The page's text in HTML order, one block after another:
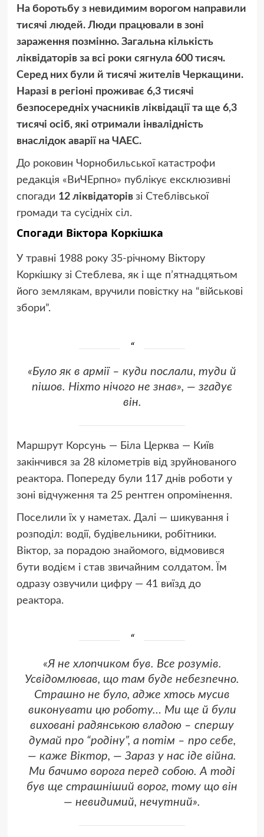
На боротьбу з невидимим ворогом направили
тисячі людей. Люди працювали в зоні
зараження позмінно. Загальна кількість
ліквідаторів за всі роки сягнула 600 тисяч.
Серед них були й тисячі жителів Черкащини.
Наразі в регіоні проживає 6,3 тисячі
безпосередніх учасників ліквідації та ще 6,3
тисячі осіб, які отримали інвалідність
внаслідок аварії на ЧАЕС.
До роковин Чорнобильської катастрофи
редакція «ВиЧЕрпно» публікує ексклюзивні
спогади 12 ліквідаторів зі Стеблівської
громади та сусідніх сіл.
Спогади Віктора Коркішка
У травні 1988 року 35-річному Віктору
Коркішку зі Стеблева, як і ще п’ятнадцятьом
його землякам, вручили повістку на “військові
збори”.
«Було як в армії – куди послали, туди й
пішов. Ніхто нічого не знав», — згадує
він.
Маршрут Корсунь — Біла Церква — Київ
закінчився за 28 кілометрів від зруйнованого
реактора. Попереду були 117 днів роботи у
зоні відчуження та 25 рентген опромінення.
Поселили їх у наметах. Далі — шикування і
розподіл: водії, будівельники, робітники.
Віктор, за порадою знайомого, відмовився
бути водієм і став звичайним солдатом. Їм
одразу озвучили цифру — 41 виїзд до
реактора.
«Я не хлопчиком був. Все розумів.
Усвідомлював, що там буде небезпечно.
Страшно не було, адже хтось мусив
виконувати цю роботу… Ми ще й були
виховані радянською владою – спершу
думай про “родіну”, а потім – про себе,
— каже Віктор, — Зараз у нас іде війна.
Ми бачимо ворога перед собою. А тоді
був ще страшніший ворог, тому що він
— невидимий, нечутний».